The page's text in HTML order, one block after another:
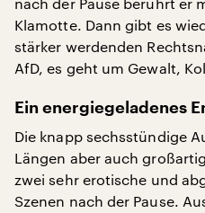
Klamotte. Dann gibt es
stärker werdenden
AfD, es geht um Gewalt,
Ein energiegeladenes
Die knapp sechsstündige
Längen aber auch
zwei sehr erotische und
Szenen nach der Pause.